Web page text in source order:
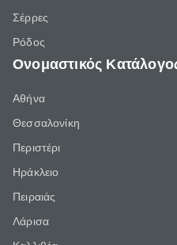
Σέρρες
Ρόδος
Ονομαστικός
Αθήνα
Θεσσαλονίκη
Περιστέρι
Ηράκλειο
Πειραιάς
Λάρισα